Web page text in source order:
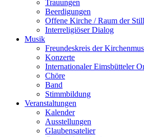
Trauungen
Beerdigungen
Offene Kirche / Raum der
Interreligiöser Dialog
Musik
Freundeskreis der
Konzerte
Internationaler Eimsbütteler
Chöre
Band
Stimmbildung
Veranstaltungen
Kalender
Ausstellungen
Glaubensatelier